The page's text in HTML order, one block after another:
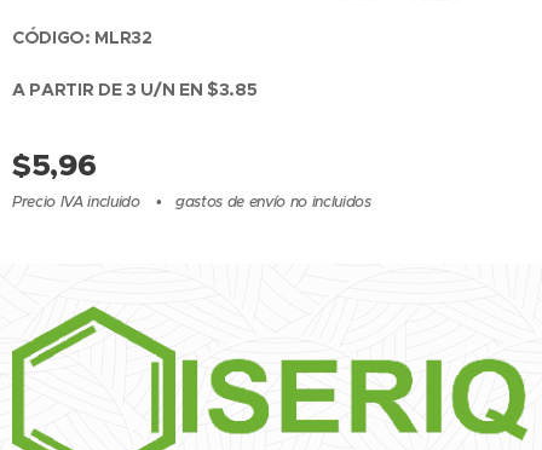
CÓDIGO: MLR32
A PARTIR DE 3 U/N EN $3.85
$5,96
Precio IVA incluido gastos de envío no incluidos